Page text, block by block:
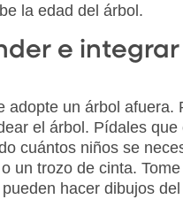
la edad del árbol.
e integrar
adopte un árbol
el árbol. Pídales
cuántos niños se
un trozo de cinta.
hacer dibujos